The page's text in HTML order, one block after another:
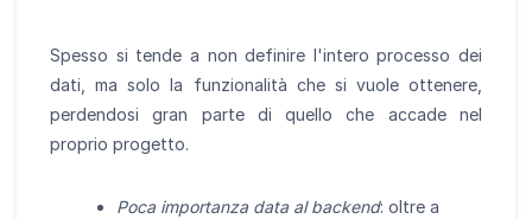
Spesso si tende a non definire l'intero processo dei
dati, ma solo la funzionalità che si vuole ottenere,
perdendosi gran parte di quello che accade nel
proprio progetto.
Poca importanza data al backend: oltre a